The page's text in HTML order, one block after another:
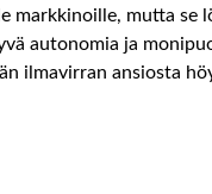
markkinoille, mutta se
autonomia ja
ilmavirran ansiosta